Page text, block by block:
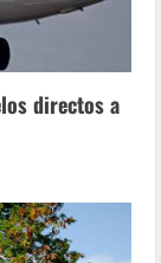
directos a